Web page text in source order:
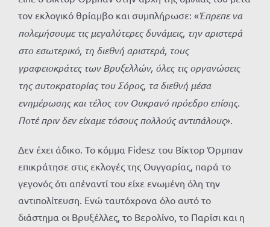
τον εκλογικό θρίαμβο και συμπλήρωσε: «Έπρεπε να
πολεμήσουμε τις μεγαλύτερες δυνάμεις, την αριστερά
στο εσωτερικό, τη διεθνή αριστερά, τους
γραφειοκράτες των Βρυξελλών, όλες τις οργανώσεις
της αυτοκρατορίας του Σόρος, τα διεθνή μέσα
ενημέρωσης και τέλος τον Ουκρανό πρόεδρο επίσης.
Ποτέ πριν δεν είχαμε τόσους πολλούς αντιπάλους».
Δεν έχει άδικο. To κόμμα Fidesz του Βίκτορ Όρμπαν
επικράτησε στις εκλογές της Ουγγαρίας, παρά το
γεγονός ότι απέναντί του είχε ενωμένη όλη την
αντιπολίτευση. Ενώ ταυτόχρονα όλο αυτό το
διάστημα οι Βρυξέλλες, το Βερολίνο, το Παρίσι και η